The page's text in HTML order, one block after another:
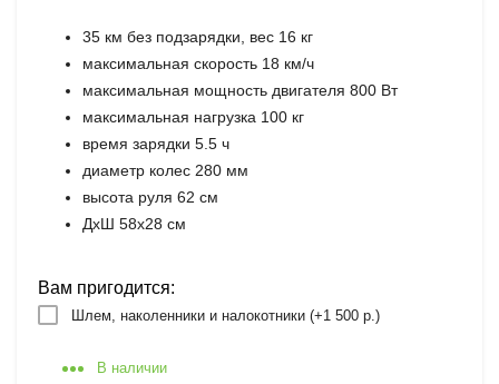
35 км без подзарядки, вес 16 кг
максимальная скорость 18 км/ч
максимальная мощность двигателя 800 Вт
максимальная нагрузка 100 кг
время зарядки 5.5 ч
диаметр колес 280 мм
высота руля 62 см
ДхШ 58х28 cм
Вам пригодится:
Шлем, наколенники и налокотники (+1 500 р.)
В наличии